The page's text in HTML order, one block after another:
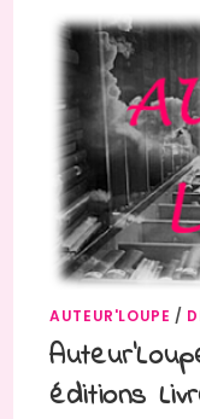
AUTEUR'LOUPE /
éditions